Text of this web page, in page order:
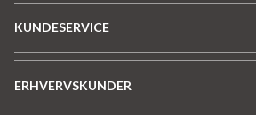
KUNDESERVICE
ERHVERVSKUNDER